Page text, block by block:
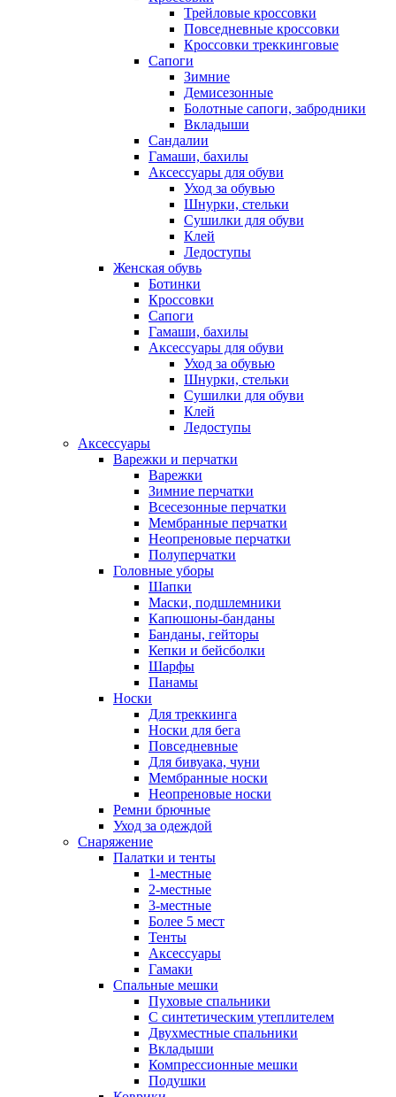
Трейловые кроссовки
Повседневные кроссовки
Кроссовки треккинговые
Сапоги
Зимние
Демисезонные
Болотные сапоги, забродники
Вкладыши
Сандалии
Гамаши, бахилы
Аксессуары для обуви
Уход за обувью
Шнурки, стельки
Сушилки для обуви
Клей
Ледоступы
Женская обувь
Ботинки
Кроссовки
Сапоги
Гамаши, бахилы
Аксессуары для обуви
Уход за обувью
Шнурки, стельки
Сушилки для обуви
Клей
Ледоступы
Аксессуары
Варежки и перчатки
Варежки
Зимние перчатки
Всесезонные перчатки
Мембранные перчатки
Неопреновые перчатки
Полуперчатки
Головные уборы
Шапки
Маски, подшлемники
Капюшоны-банданы
Банданы, гейторы
Кепки и бейсболки
Шарфы
Панамы
Носки
Для треккинга
Носки для бега
Повседневные
Для бивуака, чуни
Мембранные носки
Неопреновые носки
Ремни брючные
Уход за одеждой
Снаряжение
Палатки и тенты
1-местные
2-местные
3-местные
Более 5 мест
Тенты
Аксессуары
Гамаки
Спальные мешки
Пуховые спальники
С синтетическим утеплителем
Двухместные спальники
Вкладыши
Компрессионные мешки
Подушки